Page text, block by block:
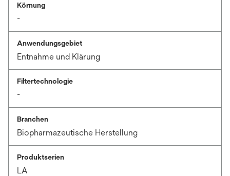
Körnung
-
Anwendungsgebiet
Entnahme und Klärung
Filtertechnologie
-
Branchen
Biopharmazeutische Herstellung
Produktserien
LA